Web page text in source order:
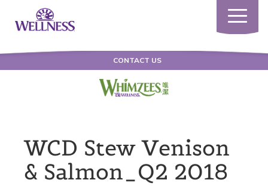
Toggle
CONTACT US
WCD Stew Venison
& Salmon_Q2 2018